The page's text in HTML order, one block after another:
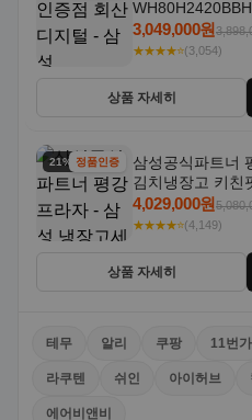
24kg+20kg 세제
3,049,000원
★★★★⭐(3,054)
상품 자세히
21% 할인정품인증
삼성공식파트너
김치냉장고 키친
주가전 빌트인 화
4,029,000원
★★★★⭐(4,149)
상품 자세히
테무 알리 쿠팡 11번가
라쿠텐 쉬인 아이허브
에어비앤비